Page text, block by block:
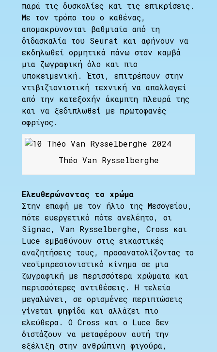
παρά τις δυσκολίες και τις επικρίσεις.
Με τον τρόπο του ο καθένας,
απομακρύνονται βαθμιαία από τη
διδασκαλία του Seurat και αφήνουν να
εκδηλωθεί ορμητικά πάνω στον καμβά
μια ζωγραφική όλο και πιο
υποκειμενική. Έτσι, επιτρέπουν στην
ντιβιζιονιστική τεχνική να απαλλαγεί
από την κατεξοχήν άκαμπτη πλευρά της
και να ξεδιπλωθεί με πρωτοφανές
σφρίγος.
Théo Van Rysselberghe
Ελευθερώνοντας το χρώμα
Στην επαφή με τον ήλιο της Μεσογείου,
πότε ευεργετικό πότε ανελέητο, οι
Signac, Van Rysselberghe, Cross και
Luce εμβαθύνουν στις εικαστικές
αναζητήσεις τους, προσανατολίζοντας το
νεοϊμπρεσιονιστικό κίνημα σε μια
ζωγραφική με περισσότερα χρώματα και
περισσότερες αντιθέσεις. Η τελεία
μεγαλώνει, σε ορισμένες περιπτώσεις
γίνεται ψηφίδα και αλλάζει πιο
ελεύθερα. Ο Cross και ο Luce δεν
διστάζουν να μεταφέρουν αυτή την
εξέλιξη στην ανθρώπινη φιγούρα,